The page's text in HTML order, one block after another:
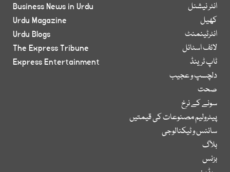
انٹر نیشنل
کھیل
انٹرٹینمنٹ
لائف اسٹائل
ٹاپ ٹرینڈ
دلچسپ و عجیب
صحت
سونے کے نرخ
پیٹرولیم مصنوعات کی قیمتیں
سائنس و ٹیکنالوجی
بلاگ
بزنس
Business News in Urdu
Urdu Magazine
Urdu Blogs
The Express Tribune
Express Entertainment